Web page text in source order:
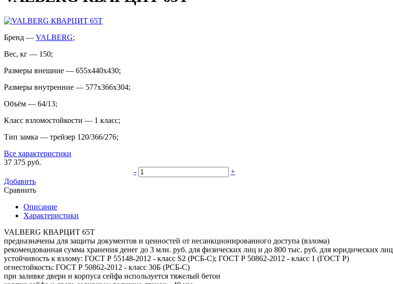
Бренд — VALBERG;
Вес, кг — 150;
Размеры внешние — 655x440x430;
Размеры внутренние — 577x366x304;
Объём — 64/13;
Класс взломостойкости — 1 класс;
Тип замка — трейзер 120/366/276;
Все характеристики
37 375 руб.
-
+
Добавить
Сравнить
Описание
Характеристики
VALBERG КВАРЦИТ 65Т
предназначены для защиты документов и ценностей от несанкционированного доступа (взлома)
рекомендованная сумма хранения денег до 3 млн. руб. для физических лиц и до 800 тыс. руб. для юридических лиц
устойчивость к взлому: ГОСТ Р 55148-2012 - класс S2 (РСБ-С); ГОСТ Р 50862-2012 - класс 1 (ГОСТ Р)
огнестойкость: ГОСТ Р 50862-2012 - класс 30Б (РСБ-С)
при заливке двери и корпуса сейфа используется тяжелый бетон